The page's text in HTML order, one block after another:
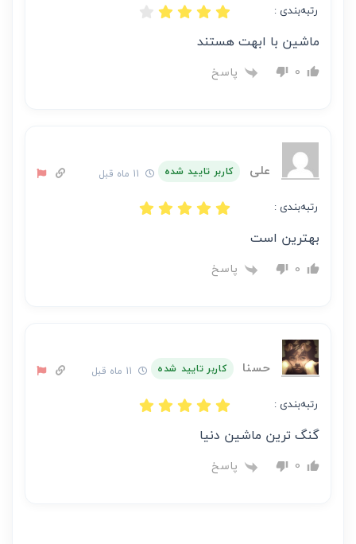
رتبه‌بندی :
ماشین با ابهت هستند
0 پاسخ
علی کاربر تایید شده
رتبه‌بندی :
بهترین است
0 پاسخ
حسنا کاربر تایید شده
رتبه‌بندی :
گنگ ترین ماشین دنیا
0 پاسخ